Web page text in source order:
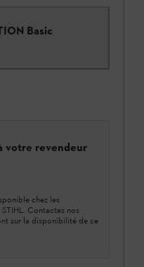
Basic
votre revendeur
chez les
Contactez nos
sur la disponibilité de ce